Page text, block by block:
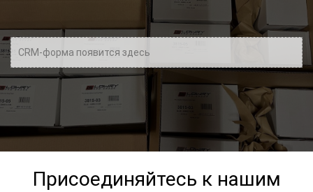
CRM-форма появится здесь
Присоединяйтесь к нашим